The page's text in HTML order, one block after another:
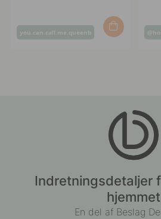
Opslag
you.can.call.me.queenb
Indretningsdetaljer
hjemmet
En del af Beslag